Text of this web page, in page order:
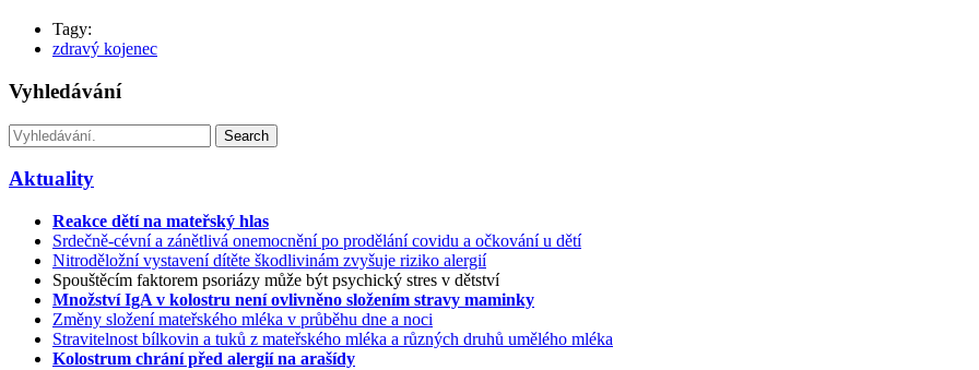
Tagy:
zdravý kojenec
Vyhledávání
Search
Aktuality
Reakce dětí na mateřský hlas
Srdečně-cévní a zánětlivá onemocnění po prodělání covidu a očkování u dětí
Nitroděložní vystavení dítěte škodlivinám zvyšuje riziko alergií
Spouštěcím faktorem psoriázy může být psychický stres v dětství
Množství IgA v kolostru není ovlivněno složením stravy maminky
Změny složení mateřského mléka v průběhu dne a noci
Stravitelnost bílkovin a tuků z mateřského mléka a různých druhů umělého mléka
Kolostrum chrání před alergií na arašídy